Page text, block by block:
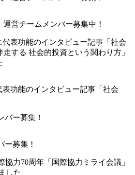
営チームメンバー募集中！
表功能のインタビュー記事「社会
ー募集！